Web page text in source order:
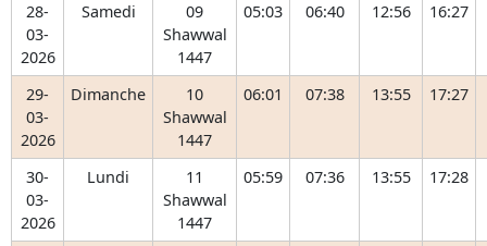
28-
03-
2026
Samedi
09
Shawwal
1447
05:03 06:40 12:56 16:27
29-
03-
2026
Dimanche
10
Shawwal
1447
06:01 07:38 13:55 17:27
30-
03-
2026
Lundi
11
Shawwal
1447
05:59 07:36 13:55 17:28